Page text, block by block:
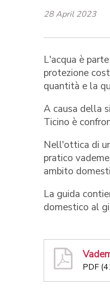
28 April 2023
L'acqua è
protezione
quantità e la
A causa della
Ticino è
Nell'ottica di
pratico
ambito
La guida
domestico al
PDF